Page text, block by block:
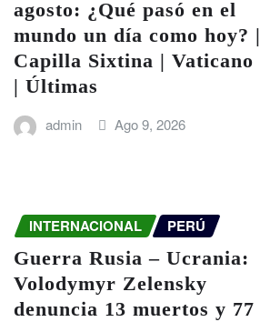
agosto: ¿Qué pasó en el
mundo un día como hoy? |
Capilla Sixtina | Vaticano
| Últimas
admin Ago 9, 2026
INTERNACIONAL PERÚ
Guerra Rusia – Ucrania:
Volodymyr Zelensky
denuncia 13 muertos y 77